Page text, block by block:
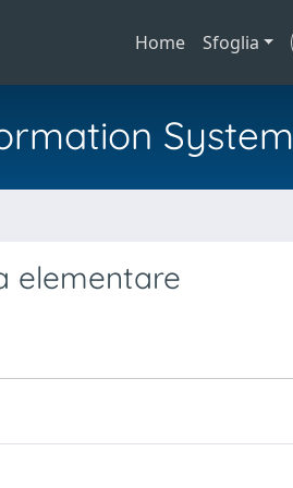
Home Sfoglia
System
elementare